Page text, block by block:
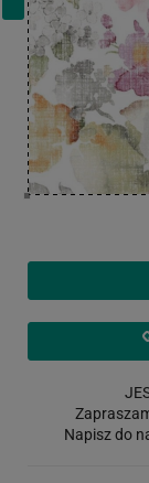
Napisz do